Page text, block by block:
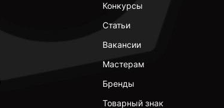
Конкурсы
Статьи
Вакансии
Мастерам
Бренды
Товарный знак